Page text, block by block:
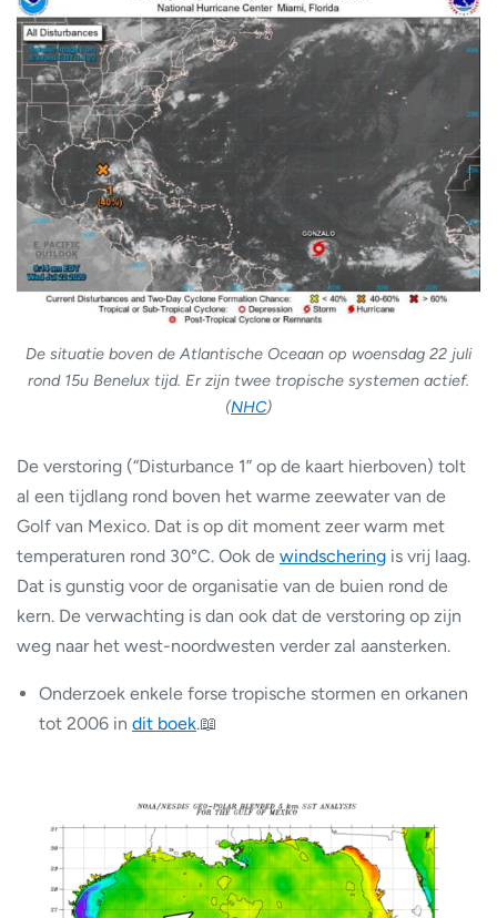
De situatie boven de Atlantische Oceaan op woensdag 22 juli
rond 15u Benelux tijd. Er zijn twee tropische systemen actief.
(NHC)
De verstoring (“Disturbance 1” op de kaart hierboven) tolt
al een tijdlang rond boven het warme zeewater van de
Golf van Mexico. Dat is op dit moment zeer warm met
temperaturen rond 30°C. Ook de windschering is vrij laag.
Dat is gunstig voor de organisatie van de buien rond de
kern. De verwachting is dan ook dat de verstoring op zijn
weg naar het west-noordwesten verder zal aansterken.
Onderzoek enkele forse tropische stormen en orkanen
tot 2006 in dit boek.📖